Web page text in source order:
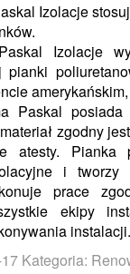
Izolacje
Izolacje
pianki
Paskal
zgodny
atesty. Pianka
i tworzy
prace
ekipy
instalacji.
Kategoria: